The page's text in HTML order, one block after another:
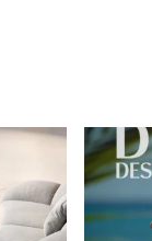
je jen místem k
Léto